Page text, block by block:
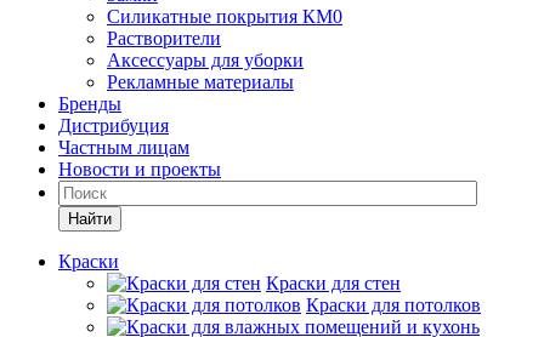
Силикатные покрытия КМ0
Растворители
Аксессуары для уборки
Рекламные материалы
Бренды
Дистрибуция
Частным лицам
Новости и проекты
Найти
Краски
Краски для стен
Краски для потолков